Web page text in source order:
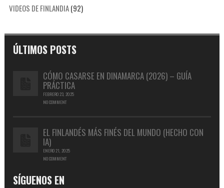
VIDEOS DE FINLANDIA(92)
ÚLTIMOS POSTS
CÓMO CASARSE EN DINAMARCA (2026) – GUÍA
PRÁCTICA
FEBRERO 23, 2025
NO COMMENT
EL FINLANDÉS MÁS FINÉS DEL MUNDO (HECHO CON
IA)
ENERO 21, 2025
NO COMMENT
SÍGUENOS EN